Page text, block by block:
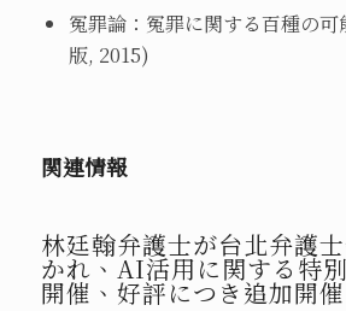
冤罪論：冤罪に関する百種の可
版, 2015)
関連情報
林廷翰弁護士が台北弁護
かれ、AI活用に関する特
開催、好評につき追加開催